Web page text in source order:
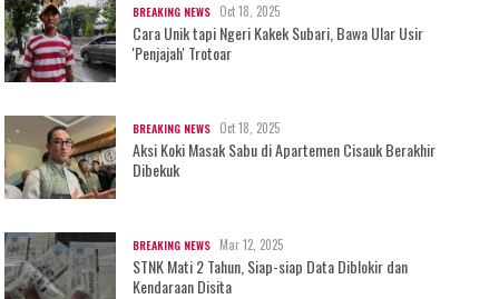
BREAKING NEWS Oct 18, 2025
Cara Unik tapi Ngeri Kakek Subari, Bawa Ular Usir
'Penjajah' Trotoar
BREAKING NEWS Oct 18, 2025
Aksi Koki Masak Sabu di Apartemen Cisauk Berakhir
Dibekuk
BREAKING NEWS Mar 12, 2025
STNK Mati 2 Tahun, Siap-siap Data Diblokir dan
Kendaraan Disita